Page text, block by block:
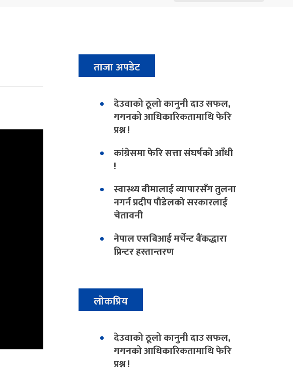
ताजा अपडेट
देउवाको ठूलो कानुनी दाउ सफल,
गगनको आधिकारिकतामाथि फेरि
प्रश्न !
कांग्रेसमा फेरि सत्ता संघर्षको आँधी
!
स्वास्थ्य बीमालाई व्यापारसँग तुलना
नगर्न प्रदीप पौडेलको सरकारलाई
चेतावनी
नेपाल एसबिआई मर्चेन्ट बैंकद्धारा
प्रिन्टर हस्तान्तरण
लोकप्रिय
देउवाको ठूलो कानुनी दाउ सफल,
गगनको आधिकारिकतामाथि फेरि
प्रश्न !